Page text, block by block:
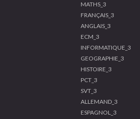
MATHS_3
FRANÇAIS_3
ANGLAIS_3
ECM_3
INFORMATIQUE_3
GEOGRAPHIE_3
HISTOIRE_3
PCT_3
SVT_3
ALLEMAND_3
ESPAGNOL_3